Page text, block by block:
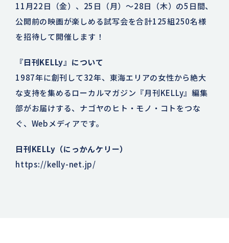
11月22日（金）、25日（月）～28日（木）の5日間、
公開前の映画が楽しめる試写会を合計125組250名様
を招待して開催します！
『日刊KELLy』について
1987年に創刊して32年、東海エリアの女性から絶大
な支持を集めるローカルマガジン『月刊KELLy』編集
部がお届けする、ナゴヤのヒト・モノ・コトをつな
ぐ、Webメディアです。
日刊KELLy（にっかんケリー）
https://kelly-net.jp/